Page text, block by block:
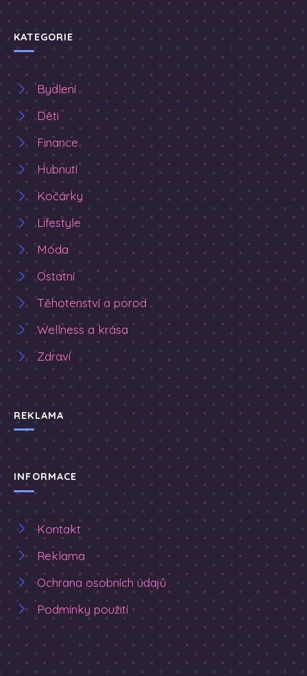
KATEGORIE
Bydlení
Děti
Finance
Hubnutí
Kočárky
Lifestyle
Móda
Ostatní
Těhotenství a porod
Wellness a krása
Zdraví
REKLAMA
INFORMACE
Kontakt
Reklama
Ochrana osobních údajů
Podmínky použití